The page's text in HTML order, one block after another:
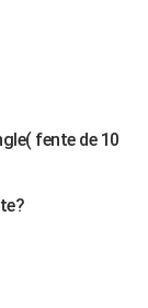
fente de 10